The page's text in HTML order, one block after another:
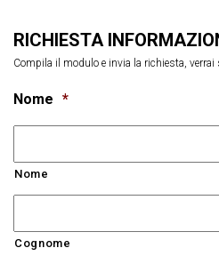
RICHIESTA
Compila il modulo e invia la richiesta,
Nome *
Nome
Cognome